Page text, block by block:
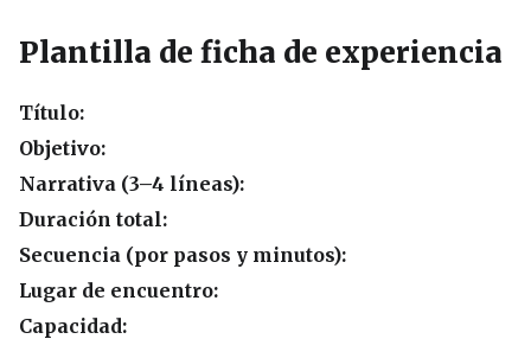
Plantilla de ficha de experiencia
Título:
Objetivo:
Narrativa (3–4 líneas):
Duración total:
Secuencia (por pasos y minutos):
Lugar de encuentro:
Capacidad: